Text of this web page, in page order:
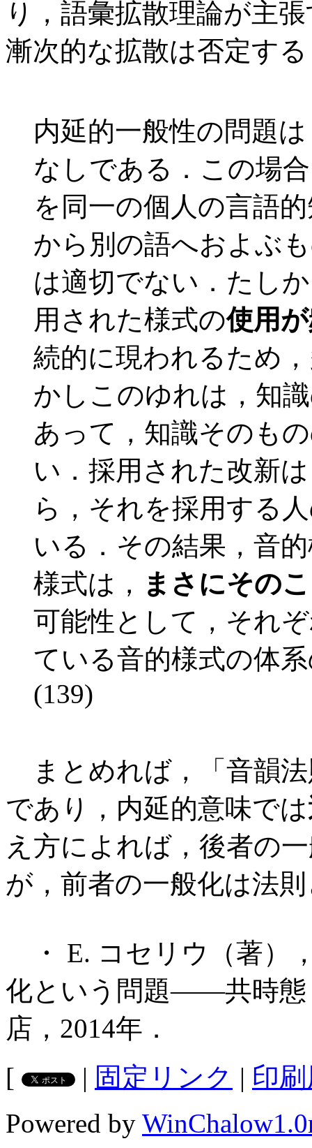
り，語彙拡散理論が主
漸次的な拡散は否定す
内延的一般性の問題
なしである．この場
を同一の個人の言語
から別の語へおよぶ
は適切でない．たし
用された様式の使用
続的に現われるため
かしこのゆれは，知
あって，知識そのも
い．採用された改新
ら，それを採用する
いる．その結果，音
様式は， まさにその
可能性として，それ
ている音的様式の体
(139)
まとめれば，「音韻
であり，内延的意味では
え方によれば，後者の
が，前者の一般化は法
・ E. コセリウ（著）
化という問題――共時
店，2014年．
[
| 固定リンク | 印
Powered by